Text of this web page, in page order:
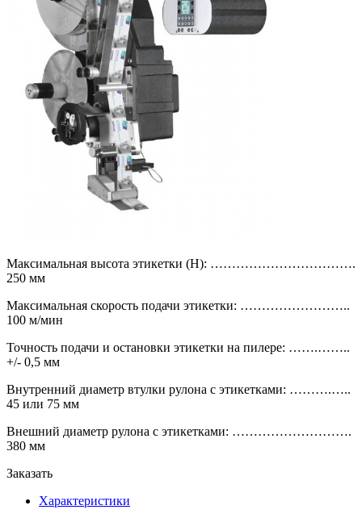
Максимальная высота этикетки (Н): …………………………….
250 мм
Максимальная скорость подачи этикетки: ……………………..
100 м/мин
Точность подачи и остановки этикетки на пилере: …….……..
+/- 0,5 мм
Внутренний диаметр втулки рулона с этикетками: ……….…..
45 или 75 мм
Внешний диаметр рулона с этикетками: ……………………….
380 мм
Заказать
Характеристики